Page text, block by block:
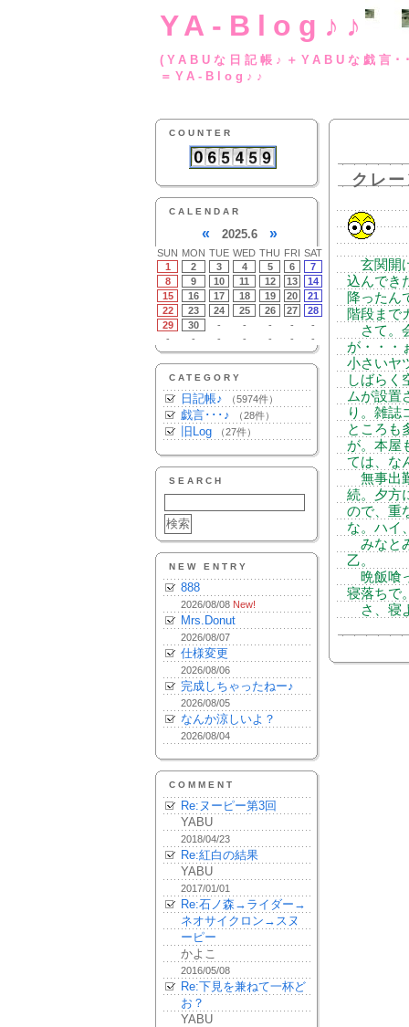
YA-Blog♪♪
(YABUな日記帳♪
＝YA-Blog♪♪
COUNTER
CALENDAR
« 2025.6 »
SUN MON TUE WED THU FRI SAT
1
2 3 4 5 6
7
8
9 10 11 12 13
14
15
16 17 18 19 20
21
22
23 24 25 26 27
28
29
30 - - - -
-
-
- - - - - -
CATEGORY
日記帳♪ （5974件）
戯言･･･♪ （28件）
旧Log （27件）
SEARCH
NEW ENTRY
888
2026/08/08 New!
Mrs.Donut
2026/08/07
仕様変更
2026/08/06
完成しちゃったねー♪
2026/08/05
なんか涼しいよ？
2026/08/04
COMMENT
Re:ヌーピー第3回
YABU
2018/04/23
Re:紅白の結果
YABU
2017/01/01
Re:石ノ森→ライダー→
ネオサイクロン→スヌ
ーピー
かよこ
2016/05/08
Re:下見を兼ねて一杯ど
お？
YABU
クレ
玄関開
込んでき
降ったん
階段まで
さて。
が・・・
小さいヤ
しばらく
ムが設置
り。雑誌
ところも
が。本屋
ては、な
無事出
続。夕方
ので、重
な。ハイ
みなと
乙。
晩飯喰
寝落ちで
さ、寝